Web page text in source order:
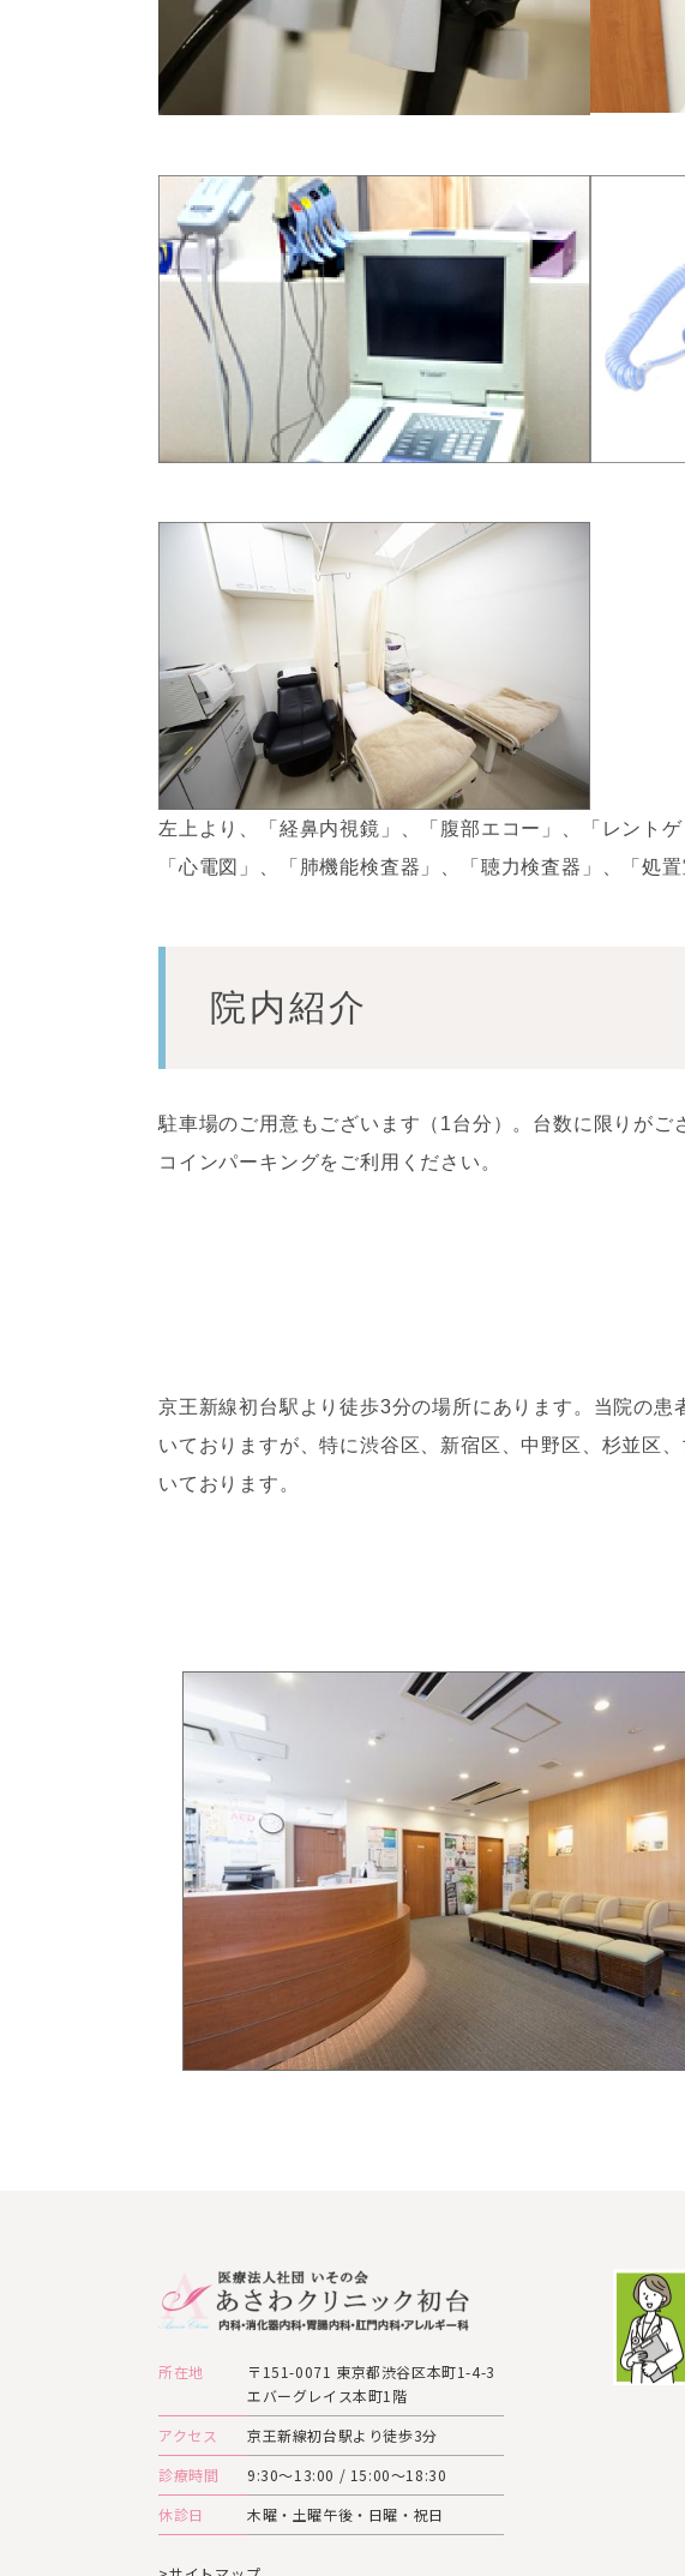
左上より、「経鼻内視鏡」、「腹部エコー」、「レントゲ
「心電図」、「肺機能検査器」、「聴力検査器」、「処
院内紹介
駐車場のご用意もございます（1台分）。台数に限りがご
コインパーキングをご利用ください。
京王新線初台駅より徒歩3分の場所にあります。当院の患
いておりますが、特に渋谷区、新宿区、中野区、杉並区
いております。
所在地
〒151-0071 東京都渋谷区本町1-4-3
エバーグレイス本町1階
アクセス
京王新線初台駅より徒歩3分
診療時間
9:30～13:00 / 15:00～18:30
休診日
木曜・土曜午後・日曜・祝日